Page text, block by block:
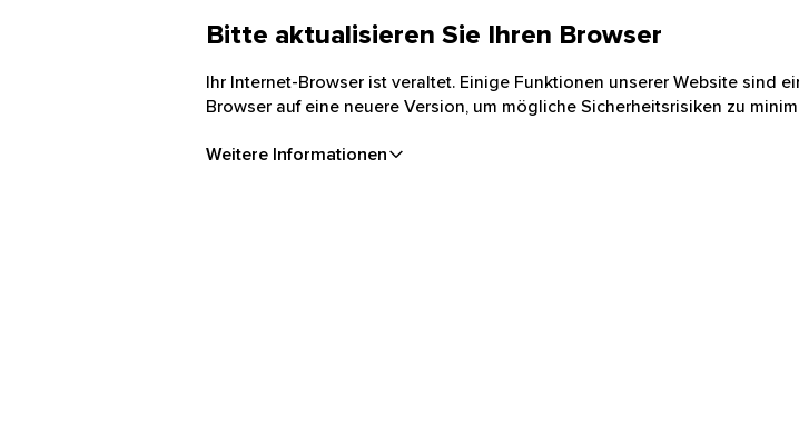
Bitte aktualisieren Sie Ihren Browser
Ihr Internet-Browser ist veraltet. Einige Funktionen unserer Website sind
Browser auf eine neuere Version, um mögliche Sicherheitsrisiken zu
Weitere Informationen